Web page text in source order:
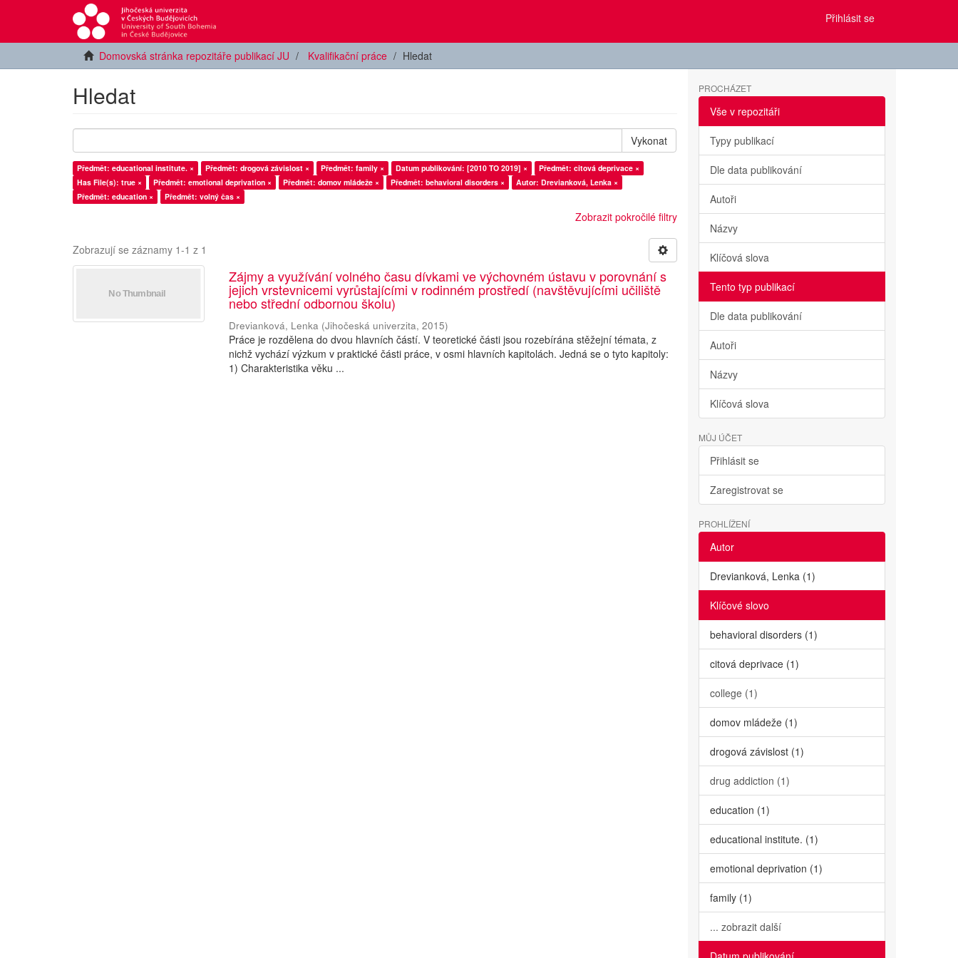
Přihlásit se
Domovská stránka repozitáře publikací JU Kvalifikační práce Hledat
Hledat
Vykonat
Předmět: educational institute. × Předmět: drogová závislost × Předmět: family × Datum publikování: [2010 TO 2019] ×
Předmět: citová deprivace ×
Has File(s): true ×
Předmět: emotional deprivation × Předmět: domov mládeže × Předmět: behavioral disorders ×
Autor: Drevianková, Lenka ×
Předmět: education ×
Předmět: volný čas ×
Zobrazit pokročilé filtry
Zobrazují se záznamy 1-1 z 1
Zájmy a využívání volného času dívkami ve výchovném ústavu v porovnání s
jejich vrstevnicemi vyrůstajícími v rodinném prostředí (navštěvujícími učiliště
nebo střední odbornou školu)
Drevianková, Lenka (Jihočeská univerzita,2015)
Práce je rozdělena do dvou hlavních částí. V teoretické části jsou rozebírána stěžejní témata, z
nichž vychází výzkum v praktické části práce, v osmi hlavních kapitolách. Jedná se o tyto kapitoly:
1) Charakteristika věku ...
PROCHÁZET
Vše v repozitáři
Typy publikací
Dle data publikování
Autoři
Názvy
Klíčová slova
Tento typ publikací
Dle data publikování
Autoři
Názvy
Klíčová slova
MŮJ ÚČET
Přihlásit se
Zaregistrovat se
PROHLÍŽENÍ
Autor
Drevianková, Lenka (1)
Klíčové slovo
behavioral disorders (1)
citová deprivace (1)
college (1)
domov mládeže (1)
drogová závislost (1)
drug addiction (1)
education (1)
educational institute. (1)
emotional deprivation (1)
family (1)
... zobrazit další